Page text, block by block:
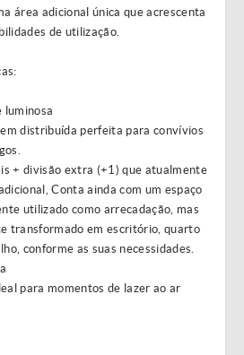
área adicional única que acrescenta
de utilização.
luminosa
distribuída perfeita para convívios
+ divisão extra (+1) que atualmente
Conta ainda com um espaço
utilizado como arrecadação, mas
transformado em escritório, quarto
conforme as suas necessidades.
para momentos de lazer ao ar